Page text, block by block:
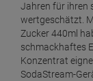
Jahren für ihren
wertgeschätzt.
Zucker 440ml
schmackhaftes
Konzentrat
SodaStream-